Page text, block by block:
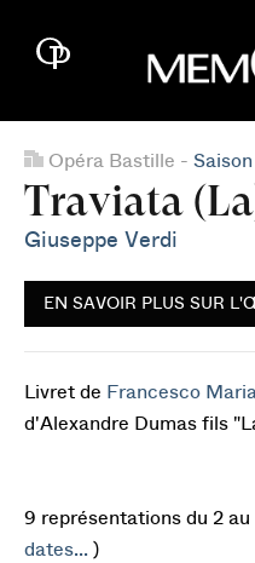
Opéra Bastille -
Traviata
Giuseppe Verdi
EN SAVOIR PLUS SUR
Livret de Francesco
d'Alexandre Dumas fils
9 représentations du 2
dates... )